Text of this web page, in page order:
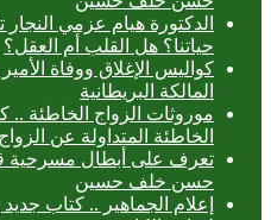
الدكتورة هيام عزمي
حياتنا؟ هل القلب أم العقل؟
كواليس الإغلاق ووفاة
المالكة البريطانية
موروثات الزواج الخاطئة ..
الخاطئة المتداولة عن الزواج
تعرف على أبطال مسرحية
حسن خلف حسين
إعلام الجماهير .. كتاب